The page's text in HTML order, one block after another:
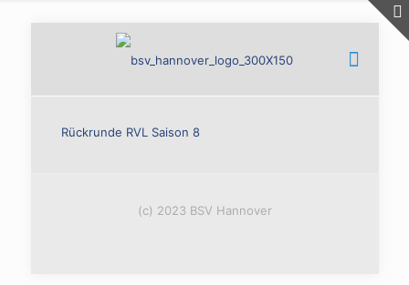
Rückrunde RVL Saison 8
(c) 2023 BSV Hannover